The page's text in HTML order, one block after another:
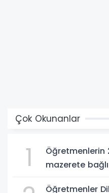
Çok Okunanlar
1
Öğretmenlerin
mazerete
Öğretmenler